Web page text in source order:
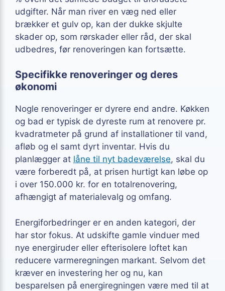
udgifter. Når man river en væg ned eller
brækker et gulv op, kan der dukke skjulte
skader op, som rørskader eller råd, der skal
udbedres, før renoveringen kan fortsætte.
Specifikke renoveringer og deres
økonomi
Nogle renoveringer er dyrere end andre. Køkken
og bad er typisk de dyreste rum at renovere pr.
kvadratmeter på grund af installationer til vand,
afløb og el samt dyrt inventar. Hvis du
planlægger at låne til nyt badeværelse, skal du
være forberedt på, at prisen hurtigt kan løbe op
i over 150.000 kr. for en totalrenovering,
afhængigt af materialevalg og omfang.
Energiforbedringer er en anden kategori, der
har stor fokus. At udskifte gamle vinduer med
nye energiruder eller efterisolere loftet kan
reducere varmeregningen markant. Selvom det
kræver en investering her og nu, kan
besparelsen på energiregningen være med til at